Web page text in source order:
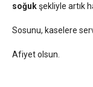
soğukşekliyle artık
Sosunu, kaselere
Afiyet olsun.